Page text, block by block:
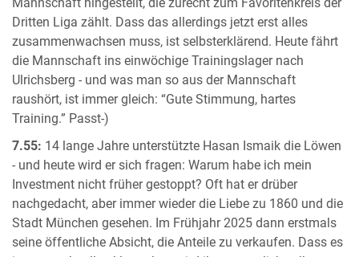
Mannschaft hingestellt, die zurecht zum Favoritenkreis der
Dritten Liga zählt. Dass das allerdings jetzt erst alles
zusammenwachsen muss, ist selbsterklärend. Heute fährt
die Mannschaft ins einwöchige Trainingslager nach
Ulrichsberg - und was man so aus der Mannschaft
raushört, ist immer gleich: “Gute Stimmung, hartes
Training.” Passt-)
7.55: 14 lange Jahre unterstützte Hasan Ismaik die Löwen
- und heute wird er sich fragen: Warum habe ich mein
Investment nicht früher gestoppt? Oft hat er drüber
nachgedacht, aber immer wieder die Liebe zu 1860 und die
Stadt München gesehen. Im Frühjahr 2025 dann erstmals
seine öffentliche Absicht, die Anteile zu verkaufen. Dass es